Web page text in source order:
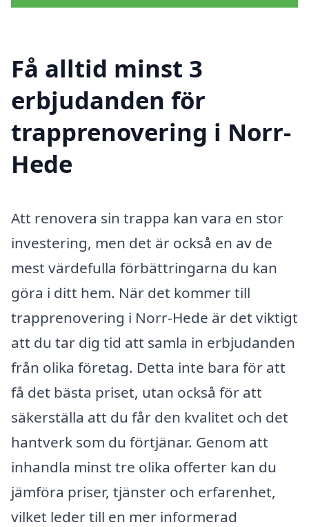
Få alltid minst 3
erbjudanden för
trapprenovering i Norr-
Hede
Att renovera sin trappa kan vara en stor
investering, men det är också en av de
mest värdefulla förbättringarna du kan
göra i ditt hem. När det kommer till
trapprenovering i Norr-Hede är det viktigt
att du tar dig tid att samla in erbjudanden
från olika företag. Detta inte bara för att
få det bästa priset, utan också för att
säkerställa att du får den kvalitet och det
hantverk som du förtjänar. Genom att
inhandla minst tre olika offerter kan du
jämföra priser, tjänster och erfarenhet,
vilket leder till en mer informerad